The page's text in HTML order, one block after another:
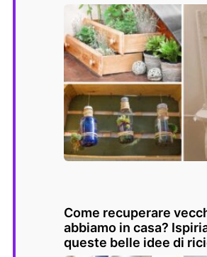
Come recuperare
abbiamo in casa?
queste belle idee di